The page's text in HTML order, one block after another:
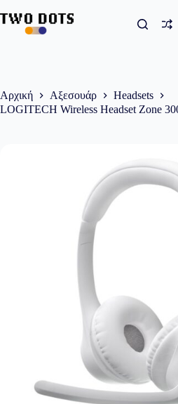
στο
περιεχόμενο
Αρχική Αξεσουάρ
Headsets
LOGITECH Wireless Headset Zone